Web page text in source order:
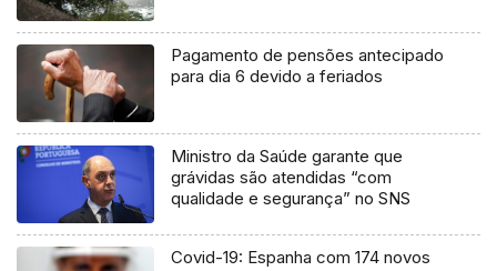
Pagamento de pensões antecipado
para dia 6 devido a feriados
Ministro da Saúde garante que
grávidas são atendidas “com
qualidade e segurança” no SNS
Covid-19: Espanha com 174 novos